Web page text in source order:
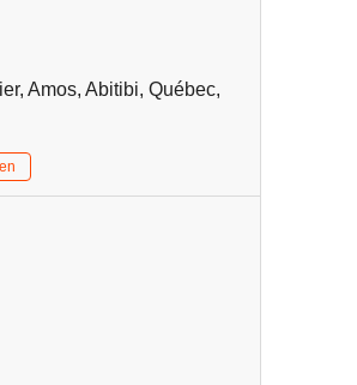
Amos, Abitibi, Québec,